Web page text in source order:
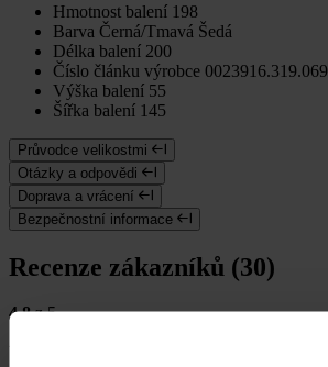
Hmotnost balení 198
Barva Černá/Tmavá Šedá
Délka balení 200
Číslo článku výrobce 0023916.319.069
Výška balení 55
Šířka balení 145
Průvodce velikostmi
Otázky a odpovědi
Doprava a vrácení
Bezpečnostní informace
Recenze zákazníků (30)
4.8z 5